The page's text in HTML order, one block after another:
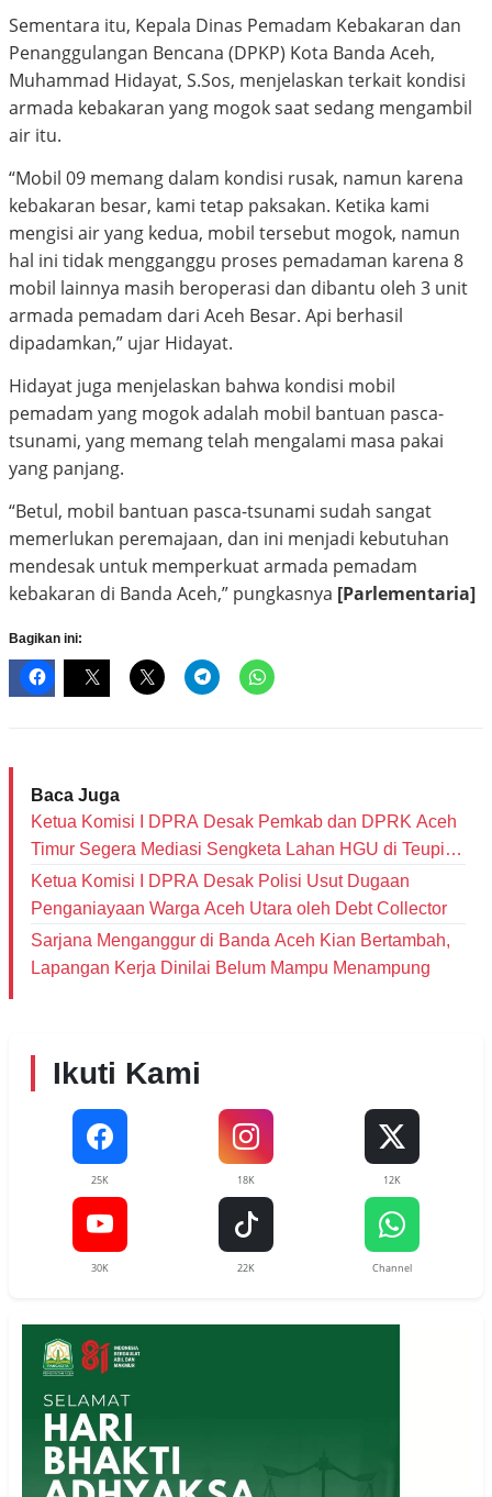
Sementara itu, Kepala Dinas Pemadam Kebakaran dan
Penanggulangan Bencana (DPKP) Kota Banda Aceh,
Muhammad Hidayat, S.Sos, menjelaskan terkait kondisi
armada kebakaran yang mogok saat sedang mengambil
air itu.
“Mobil 09 memang dalam kondisi rusak, namun karena
kebakaran besar, kami tetap paksakan. Ketika kami
mengisi air yang kedua, mobil tersebut mogok, namun
hal ini tidak mengganggu proses pemadaman karena 8
mobil lainnya masih beroperasi dan dibantu oleh 3 unit
armada pemadam dari Aceh Besar. Api berhasil
dipadamkan,” ujar Hidayat.
Hidayat juga menjelaskan bahwa kondisi mobil
pemadam yang mogok adalah mobil bantuan pasca-
tsunami, yang memang telah mengalami masa pakai
yang panjang.
“Betul, mobil bantuan pasca-tsunami sudah sangat
memerlukan peremajaan, dan ini menjadi kebutuhan
mendesak untuk memperkuat armada pemadam
kebakaran di Banda Aceh,” pungkasnya [Parlementaria]
Bagikan ini:
Baca Juga
Ketua Komisi I DPRA Desak Pemkab dan DPRK Aceh
Timur Segera Mediasi Sengketa Lahan HGU di Teupin
Raya
Ketua Komisi I DPRA Desak Polisi Usut Dugaan
Penganiayaan Warga Aceh Utara oleh Debt Collector
‎Sarjana Menganggur di Banda Aceh Kian Bertambah,
Lapangan Kerja Dinilai Belum Mampu Menampung
Ikuti Kami
25K 18K 12K
30K 22K Channel